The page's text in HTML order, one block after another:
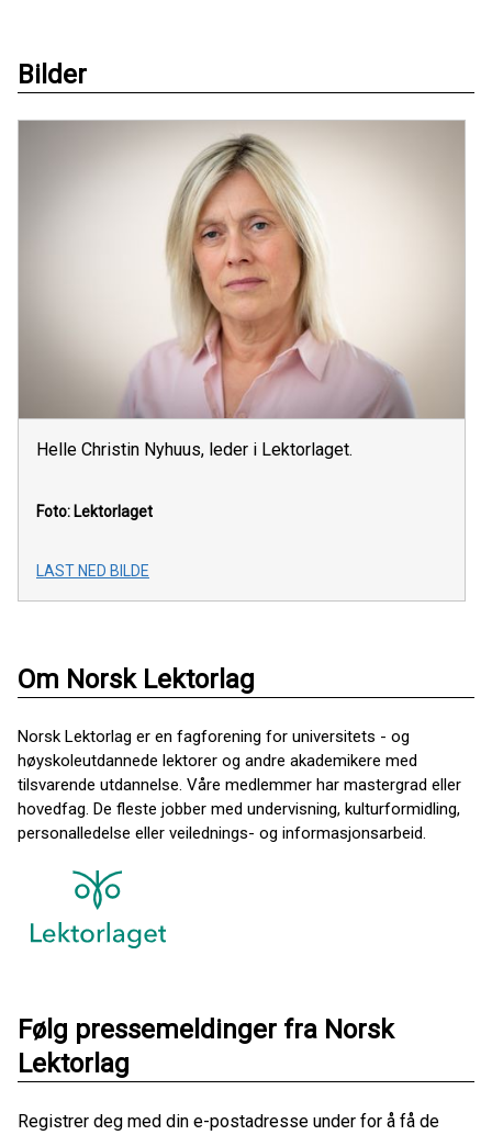
Bilder
Helle Christin Nyhuus, leder i Lektorlaget.
Foto: Lektorlaget
LAST NED BILDE
Om Norsk Lektorlag
Norsk Lektorlag er en fagforening for universitets - og
høyskoleutdannede lektorer og andre akademikere med
tilsvarende utdannelse. Våre medlemmer har mastergrad eller
hovedfag. De fleste jobber med undervisning, kulturformidling,
personalledelse eller veilednings- og informasjonsarbeid.
Følg pressemeldinger fra Norsk
Lektorlag
Registrer deg med din e-postadresse under for å få de